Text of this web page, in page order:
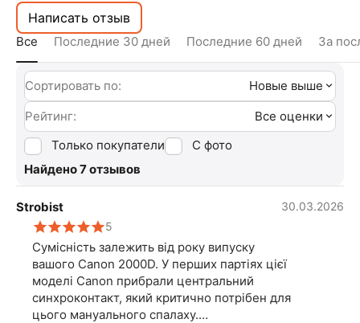
Написать отзыв
Все Последние 30 дней Последние 60 дней За
Сортировать по:
Новые выше
Рейтинг:
Все оценки
Только покупатели
С фото
Найдено 7 отзывов
Strobist
30.03.2026
5
Сумісність залежить від року випуску
вашого Canon 2000D. У перших партіях цієї
моделі Canon прибрали центральний
синхроконтакт, який критично потрібен для
цього мануального спалаху.